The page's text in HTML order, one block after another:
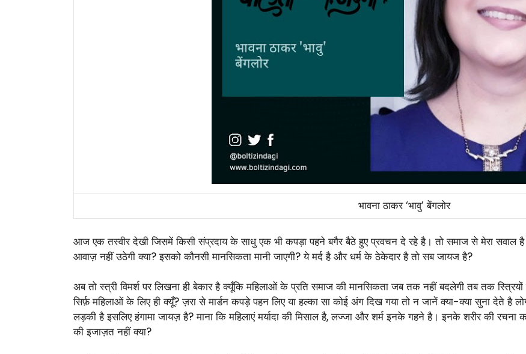
भावना ठाकर ‘भावु’ बेंगलोर
आज एक तस्वीर देखी जिसमें किसी संप्रदाय के साधु एक भी कपड़ा पहने बगैर बैठे हुए प्रवचन दे रहे है। तो समाज से मेरा सवाल है
आवाज़ नहीं उठेगी क्या? इसको कौनसी मानसिकता मानी जाएगी? ये मर्द है और धर्म के ठेकेदार है तो सब जायज है?
अब तो स्त्री विमर्श पर लिखना ही बेकार है क्यूँकि महिलाओं के प्रति समाज की मानसिकता जब तक नहीं बदलेगी तब तक स्त्रियों
सिर्फ़ महिलाओं के लिए ही क्यूँ? ज़रा से मार्डन कपड़े पहन लिए या हल्का सा कोई अंग दिख गया तो न जानें क्या-क्या सुना देते
लड़की है इसलिए हंगामा जायज़ है? माना कि महिलाएं मर्यादा की मिसाल है, लज्जा और शर्म इनके गहने है। इनके शरीर की
की इजाज़त नहीं क्या?